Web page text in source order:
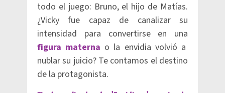
todo el juego: Bruno, el hijo de Matías.
¿Vicky fue capaz de canalizar su
intensidad para convertirse en una
figura materna o la envidia volvió a
nublar su juicio? Te contamos el destino
de la protagonista.